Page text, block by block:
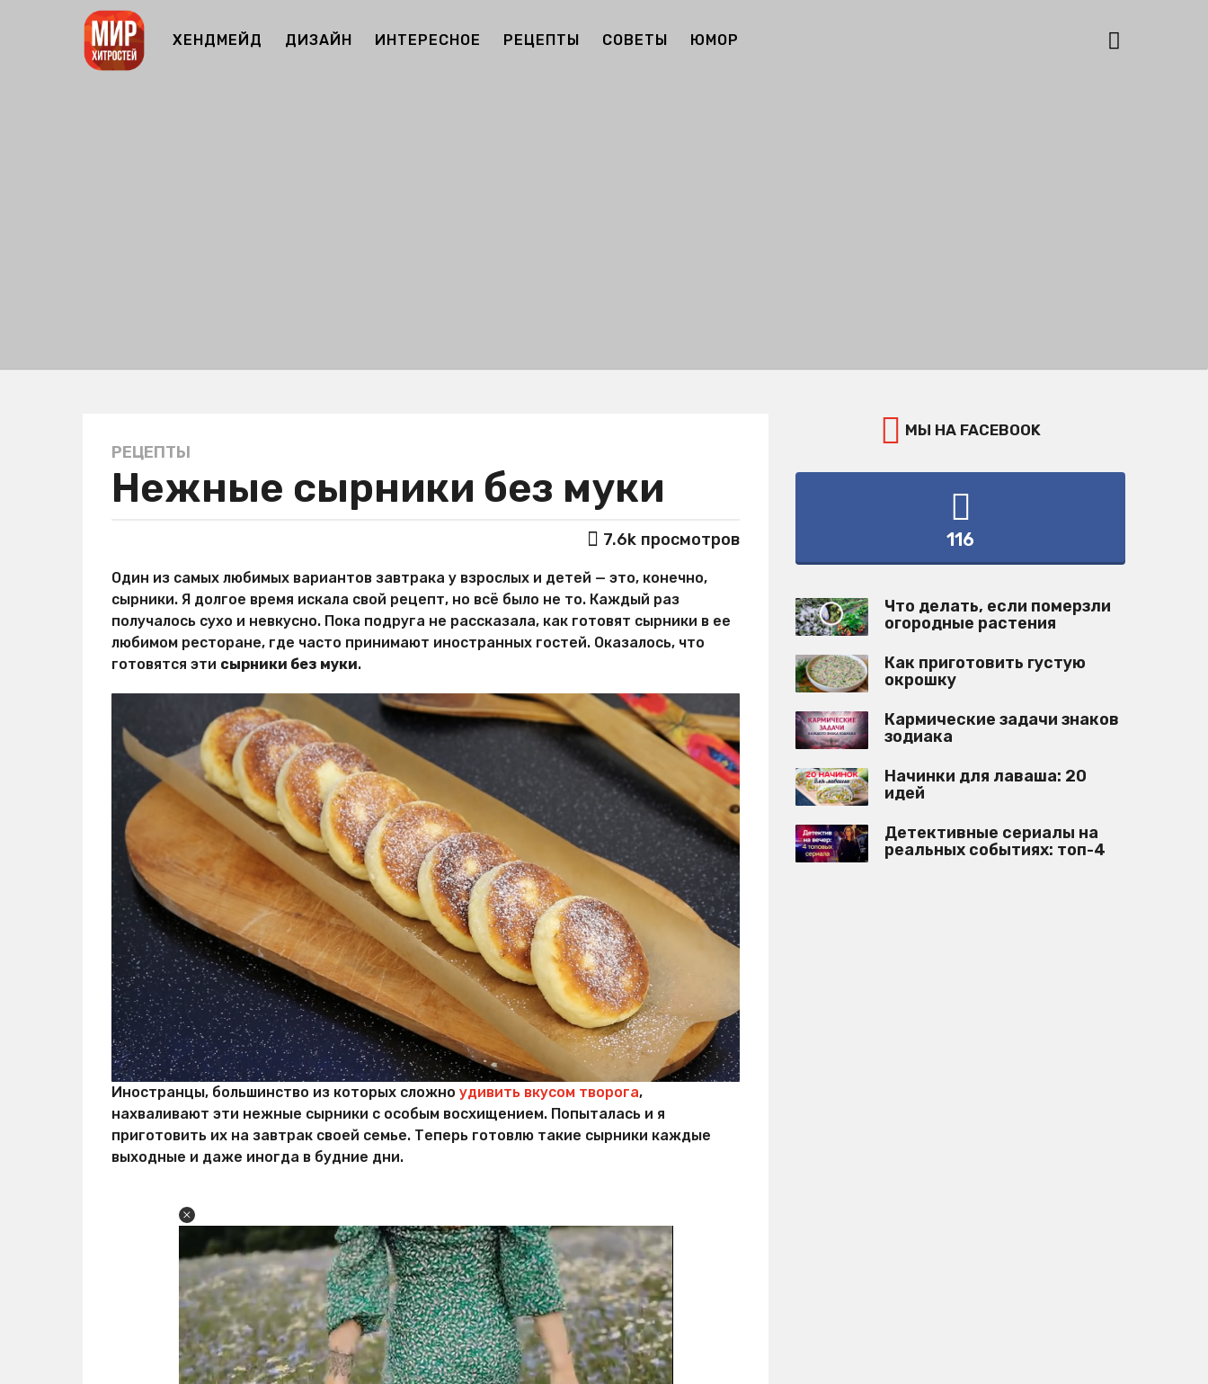
ХЕНДМЕЙД ДИЗАЙН ИНТЕРЕСНОЕ РЕЦЕПТЫ СОВЕТЫ ЮМОР
5
л
o
5
л
е
т
a
РЕЦЕПТЫ
Нежные сырники без муки
т
о
р
и
р
7.6k просмотров
Один из самых любимых вариантов завтрака у взрослых и детей — это, конечно,
сырники. Я долгое время искала свой рецепт, но всё было не то. Каждый раз
получалось сухо и невкусно. Пока подруга не рассказала, как готовят сырники в ее
любимом ресторане, где часто принимают иностранных гостей. Оказалось, что
готовятся эти сырники без муки.
Иностранцы, большинство из которых сложно удивить вкусом творога,
нахваливают эти нежные сырники с особым восхищением. Попыталась и я
приготовить их на завтрак своей семье. Теперь готовлю такие сырники каждые
выходные и даже иногда в будние дни.
МЫ НА FACEBOOK
116
Что делать, если померзли
огородные растения
Как приготовить густую
окрошку
Кармические задачи знаков
зодиака
Начинки для лаваша: 20
идей
Детективные сериалы на
реальных событиях: топ-4